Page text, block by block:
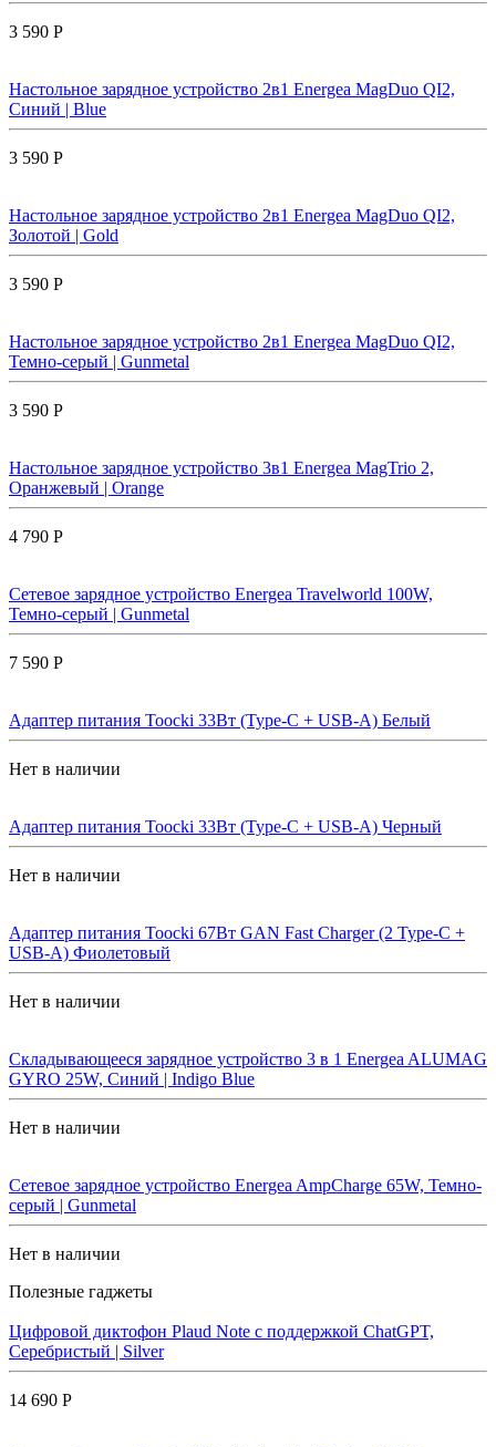
3 590 Р
Настольное зарядное устройство 2в1 Energea MagDuo QI2,
Синий | Blue
3 590 Р
Настольное зарядное устройство 2в1 Energea MagDuo QI2,
Золотой | Gold
3 590 Р
Настольное зарядное устройство 2в1 Energea MagDuo QI2,
Темно-серый | Gunmetal
3 590 Р
Настольное зарядное устройство 3в1 Energea MagTrio 2,
Оранжевый | Orange
4 790 Р
Сетевое зарядное устройство Energea Travelworld 100W,
Темно-серый | Gunmetal
7 590 Р
Адаптер питания Toocki 33Вт (Type-C + USB-A) Белый
Нет в наличии
Адаптер питания Toocki 33Вт (Type-C + USB-A) Черный
Нет в наличии
Адаптер питания Toocki 67Вт GAN Fast Charger (2 Type-C +
USB-A) Фиолетовый
Нет в наличии
Складывающееся зарядное устройство 3 в 1 Energea ALUMAG
GYRO 25W, Синий | Indigo Blue
Нет в наличии
Сетевое зарядное устройство Energea AmpCharge 65W, Темно-
серый | Gunmetal
Нет в наличии
Полезные гаджеты
Цифровой диктофон Plaud Note с поддержкой ChatGPT,
Серебристый | Silver
14 690 Р